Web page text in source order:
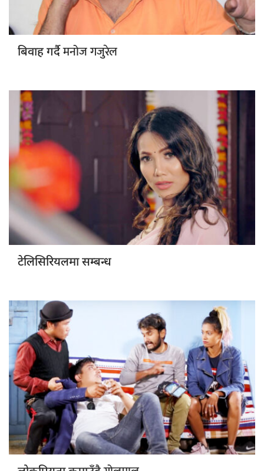
बिवाह गर्दैमनोज गजुरेल
टेलिसिरियलमा सम्बन्ध